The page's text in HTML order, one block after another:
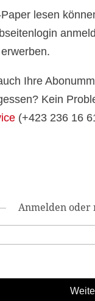
lesen
Ihre
Kein
(+423 236 16
Anmelden